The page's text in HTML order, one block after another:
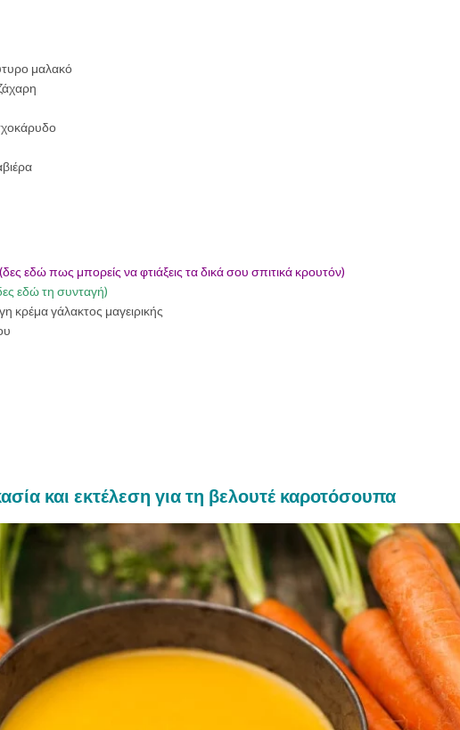
μαλακό
(δες εδώ πως μπορείς να φτιάξεις τα δικά σου σπιτικά κρουτόν)
εδώ τη συνταγή)
κρέμα γάλακτος μαγειρικής
και εκτέλεση για τη βελουτέ καροτόσουπα